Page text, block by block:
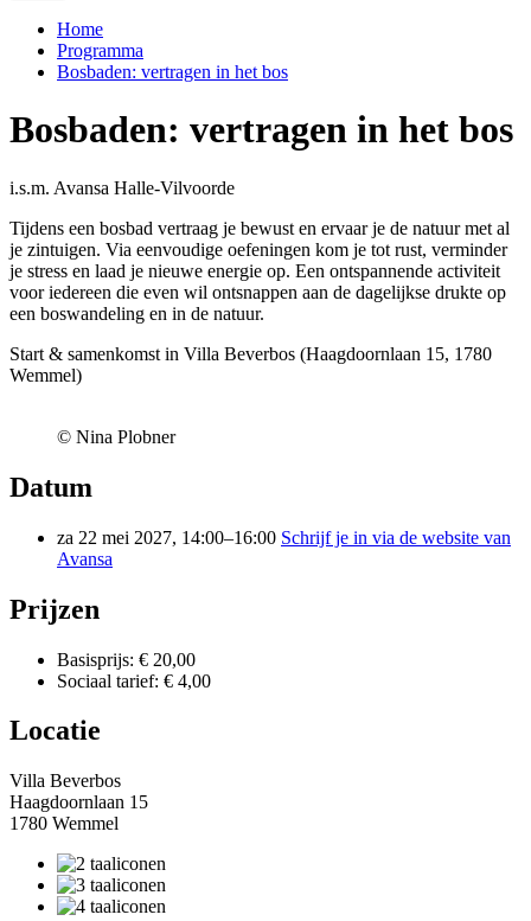
Home
Programma
Bosbaden: vertragen in het bos
Bosbaden: vertragen in het bos
i.s.m. Avansa Halle-Vilvoorde
Tijdens een bosbad vertraag je bewust en ervaar je de natuur met al
je zintuigen. Via eenvoudige oefeningen kom je tot rust, verminder
je stress en laad je nieuwe energie op. Een ontspannende activiteit
voor iedereen die even wil ontsnappen aan de dagelijkse drukte op
een boswandeling en in de natuur.
Start & samenkomst in Villa Beverbos (Haagdoornlaan 15, 1780
Wemmel)
© Nina Plobner
Datum
za 22 mei 2027, 14:00–16:00 Schrijf je in via de website van
Avansa
Prijzen
Basisprijs: € 20,00
Sociaal tarief: € 4,00
Locatie
Villa Beverbos
Haagdoornlaan 15
1780 Wemmel